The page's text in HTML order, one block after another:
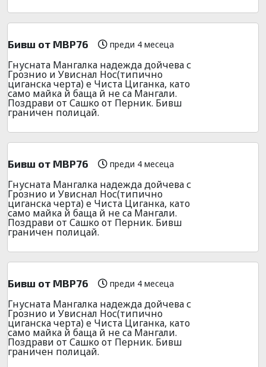
Бивш от МВР76 преди 4 месеца
Гнусната Мангалка надежда дойчева с
Грознио и Увиснал Нос(типично
циганска черта) е Чиста Циганка, като
само майка й баща й не са Мангали.
Поздрави от Сашко от Перник. Бивш
граничен полицай.
Бивш от МВР76 преди 4 месеца
Гнусната Мангалка надежда дойчева с
Грознио и Увиснал Нос(типично
циганска черта) е Чиста Циганка, като
само майка й баща й не са Мангали.
Поздрави от Сашко от Перник. Бивш
граничен полицай.
Бивш от МВР76 преди 4 месеца
Гнусната Мангалка надежда дойчева с
Грознио и Увиснал Нос(типично
циганска черта) е Чиста Циганка, като
само майка й баща й не са Мангали.
Поздрави от Сашко от Перник. Бивш
граничен полицай.